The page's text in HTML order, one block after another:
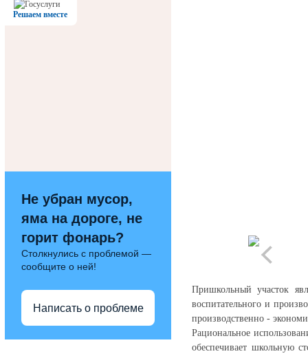
Решаем вместе
Не убран мусор,
яма на дороге, не
горит фонарь?
Столкнулись с проблемой —
сообщите о ней!
Написать о проблеме
Пришкольный участок
воспитательного и
производственно -
Рациональное
обеспечивает школьную